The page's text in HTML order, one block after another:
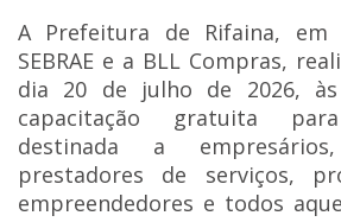
A Prefeitura de Rifaina,
SEBRAE e a BLL Compras,
dia 20 de julho de 2026,
capacitação gratuita
destinada a
prestadores de serviços,
empreendedores e todos